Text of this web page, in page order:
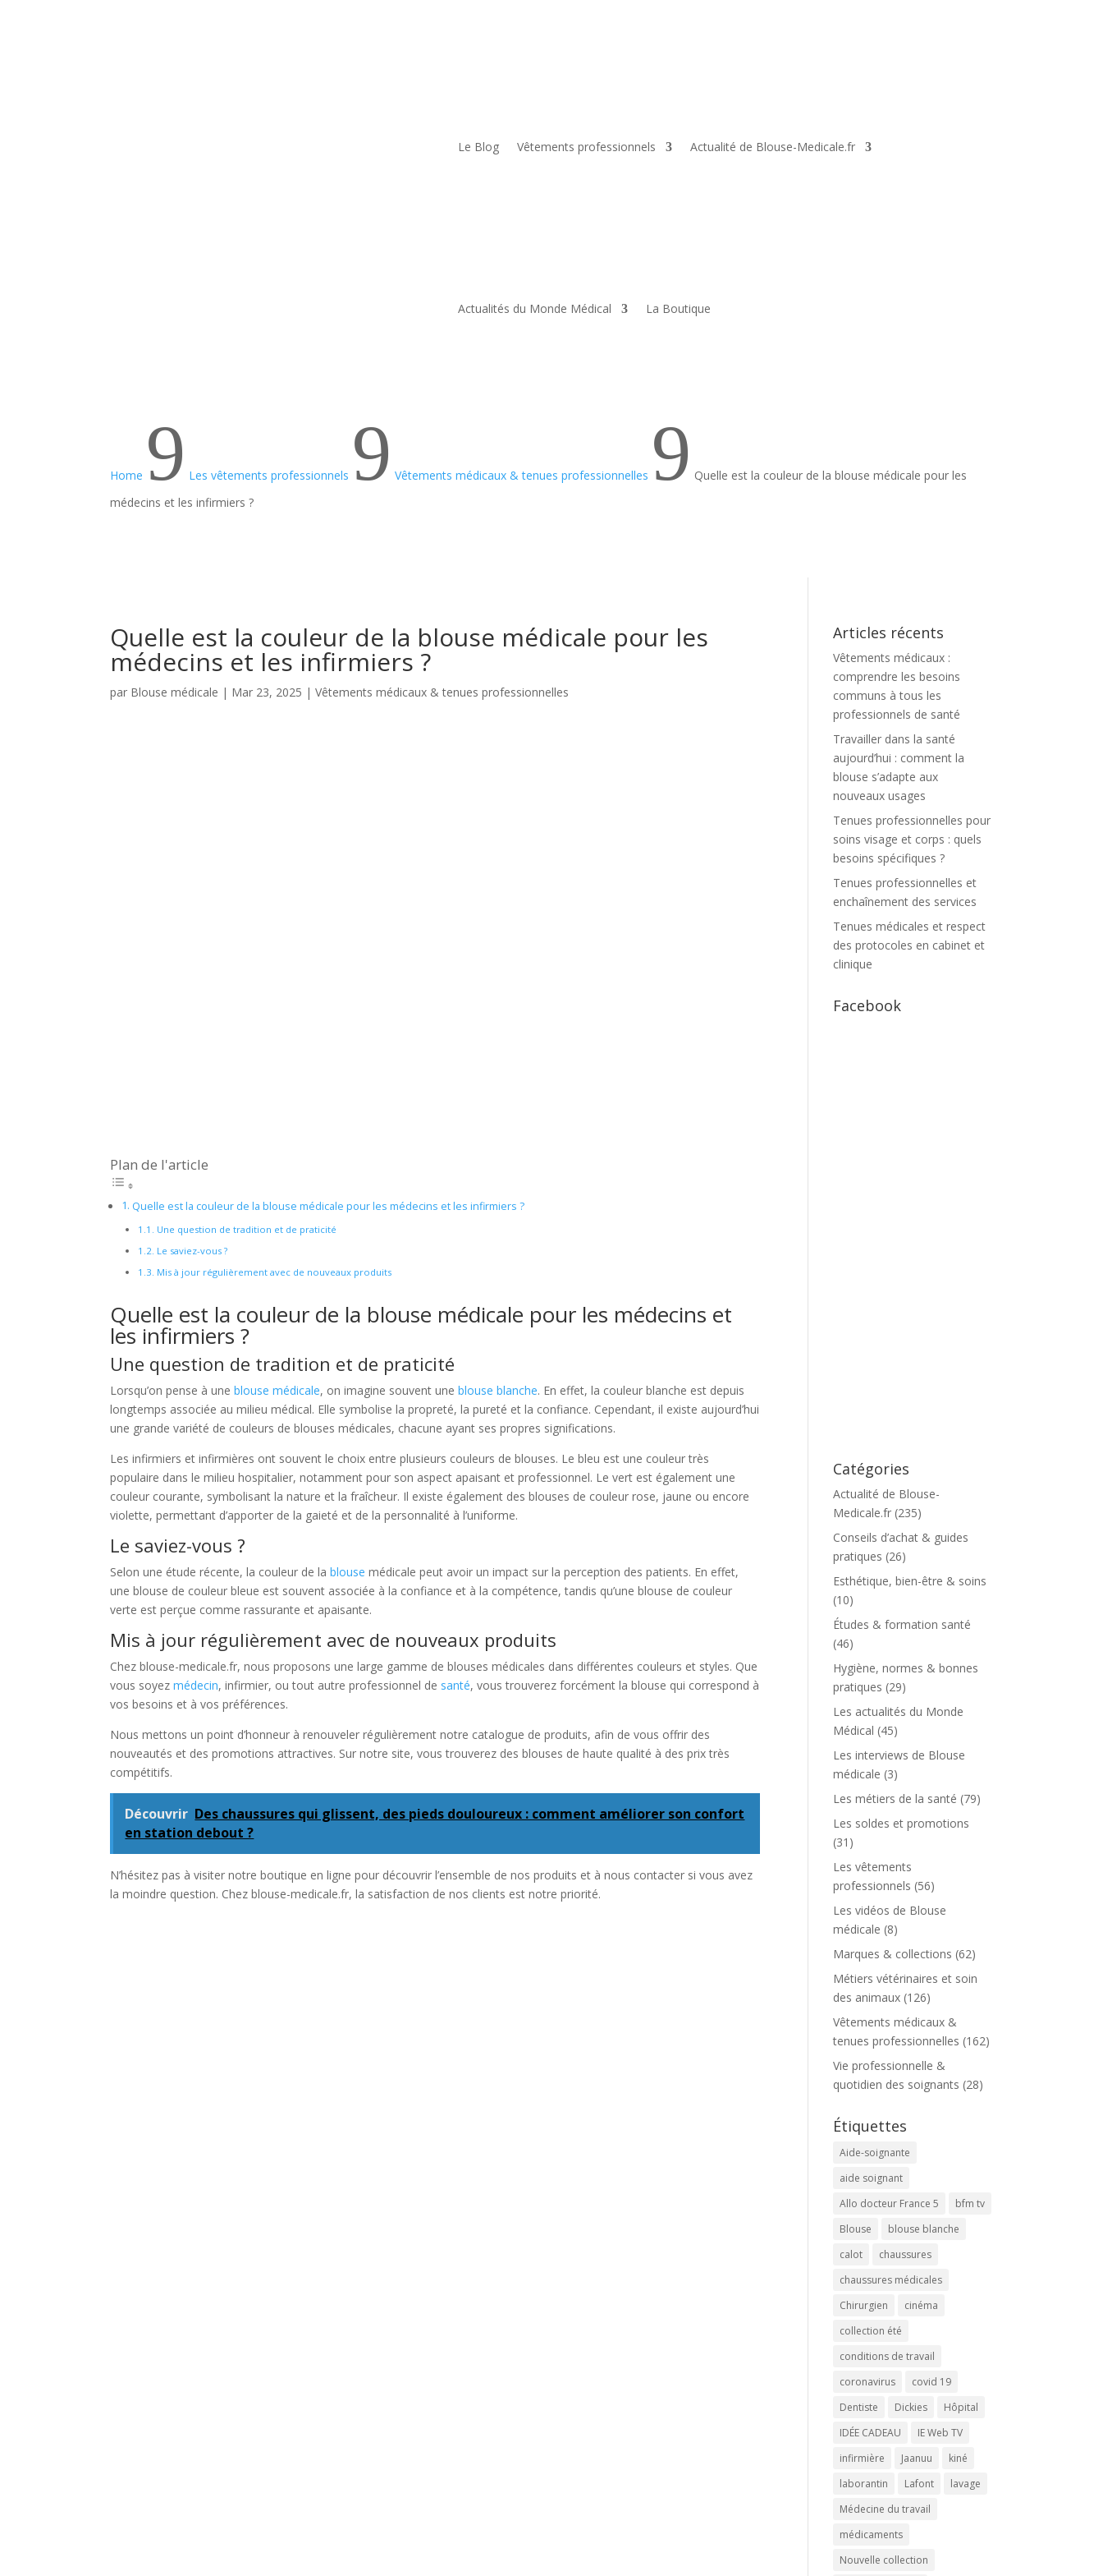
Le Blog Vêtements professionnels Actualité de Blouse-Medicale.fr
Actualités du Monde Médical La Boutique
Home 9 Les vêtements professionnels 9 Vêtements médicaux & tenues professionnelles 9 Quelle est la couleur de la blouse médicale pour les
médecins et les infirmiers ?
Quelle est la couleur de la blouse médicale pour les
médecins et les infirmiers ?
par Blouse médicale | Mar 23, 2025 |Vêtements médicaux & tenues professionnelles
Plan de l'article
Quelle est la couleur de la blouse médicale pour les médecins et les infirmiers ?
Une question de tradition et de praticité
Le saviez-vous ?
Mis à jour régulièrement avec de nouveaux produits
Quelle est la couleur de la blouse médicale pour les médecins et
les infirmiers ?
Une question de tradition et de praticité
Lorsqu’on pense à uneblouse médicale, on imagine souvent uneblouse blanche. En effet, la couleur blanche est depuis
longtemps associée au milieu médical. Elle symbolise la propreté, la pureté et la confiance. Cependant, il existe aujourd’hui
une grande variété de couleurs de blouses médicales, chacune ayant ses propres significations.
Les infirmiers et infirmières ont souvent le choix entre plusieurs couleurs de blouses. Le bleu est une couleur très
populaire dans le milieu hospitalier, notamment pour son aspect apaisant et professionnel. Le vert est également une
couleur courante, symbolisant la nature et la fraîcheur. Il existe également des blouses de couleur rose, jaune ou encore
violette, permettant d’apporter de la gaieté et de la personnalité à l’uniforme.
Le saviez-vous ?
Selon une étude récente, la couleur de lablouse médicale peut avoir un impact sur la perception des patients. En effet,
une blouse de couleur bleue est souvent associée à la confiance et à la compétence, tandis qu’une blouse de couleur
verte est perçue comme rassurante et apaisante.
Mis à jour régulièrement avec de nouveaux produits
Chez blouse-medicale.fr, nous proposons une large gamme de blouses médicales dans différentes couleurs et styles. Que
vous soyezmédecin, infirmier, ou tout autre professionnel de santé, vous trouverez forcément la blouse qui correspond à
vos besoins et à vos préférences.
Nous mettons un point d’honneur à renouveler régulièrement notre catalogue de produits, afin de vous offrir des
nouveautés et des promotions attractives. Sur notre site, vous trouverez des blouses de haute qualité à des prix très
compétitifs.
Découvrir Des chaussures qui glissent, des pieds douloureux : comment améliorer son confort
en station debout ?
N’hésitez pas à visiter notre boutique en ligne pour découvrir l’ensemble de nos produits et à nous contacter si vous avez
la moindre question. Chez blouse-medicale.fr, la satisfaction de nos clients est notre priorité.
Articles récents
Vêtements médicaux :
comprendre les besoins
communs à tous les
professionnels de santé
Travailler dans la santé
aujourd’hui : comment la
blouse s’adapte aux
nouveaux usages
Tenues professionnelles pour
soins visage et corps : quels
besoins spécifiques ?
Tenues professionnelles et
enchaînement des services
Tenues médicales et respect
des protocoles en cabinet et
clinique
Facebook
Catégories
Actualité de Blouse-
Medicale.fr (235)
Conseils d’achat & guides
pratiques (26)
Esthétique, bien-être & soins
(10)
Études & formation santé
(46)
Hygiène, normes & bonnes
pratiques (29)
Les actualités du Monde
Médical (45)
Les interviews de Blouse
médicale (3)
Les métiers de la santé (79)
Les soldes et promotions
(31)
Les vêtements
professionnels (56)
Les vidéos de Blouse
médicale (8)
Marques & collections (62)
Métiers vétérinaires et soin
des animaux (126)
Vêtements médicaux &
tenues professionnelles (162)
Vie professionnelle &
quotidien des soignants (28)
Étiquettes
Aide-soignante
aide soignant
Allo docteur France 5
bfm tv
Blouse
blouse blanche
calot
chaussures
chaussures médicales
Chirurgien
cinéma
collection été
conditions de travail
coronavirus
covid 19
Dentiste
Dickies
Hôpital
IDÉE CADEAU
IE Web TV
infirmière
Jaanuu
kiné
laborantin
Lafont
lavage
Médecine du travail
médicaments
Nouvelle collection